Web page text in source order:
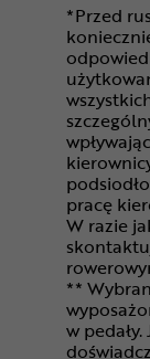
*Przed
pracę
W razie
**
w